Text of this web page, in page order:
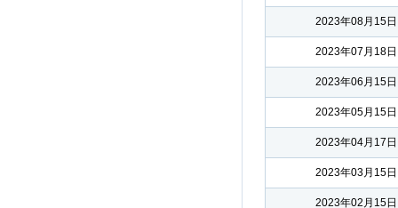
2023年08月15日
2023年07月18日
2023年06月15日
2023年05月15日
2023年04月17日
2023年03月15日
2023年02月15日